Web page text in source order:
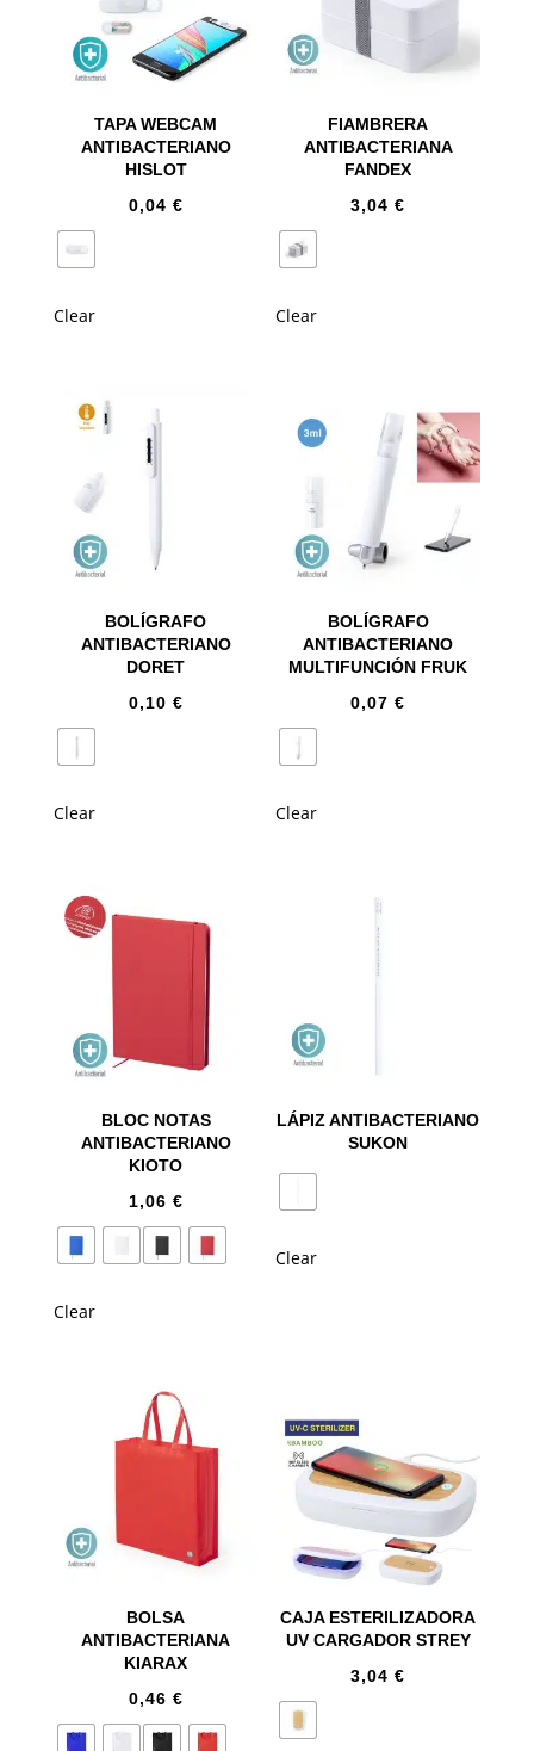
TAPA WEBCAM
ANTIBACTERIANO
HISLOT
0,04 €
Clear
FIAMBRERA
ANTIBACTERIANA
FANDEX
3,04€
Clear
BOLÍGRAFO
ANTIBACTERIANO
DORET
0,10 €
Clear
BOLÍGRAFO
ANTIBACTERIANO
MULTIFUNCIÓN FRUK
0,07€
Clear
BLOC NOTAS
ANTIBACTERIANO
KIOTO
1,06 €
Clear
LÁPIZ ANTIBACTERIANO
SUKON
Clear
BOLSA
ANTIBACTERIANA
KIARAX
0,46 €
CAJA ESTERILIZADORA
UV CARGADOR STREY
3,04€